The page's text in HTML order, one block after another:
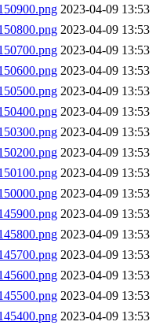
2023-04-09 13:53
2023-04-09 13:53
2023-04-09 13:53
2023-04-09 13:53
2023-04-09 13:53
2023-04-09 13:53
2023-04-09 13:53
2023-04-09 13:53
2023-04-09 13:53
2023-04-09 13:53
2023-04-09 13:53
2023-04-09 13:53
2023-04-09 13:53
2023-04-09 13:53
2023-04-09 13:53
2023-04-09 13:53